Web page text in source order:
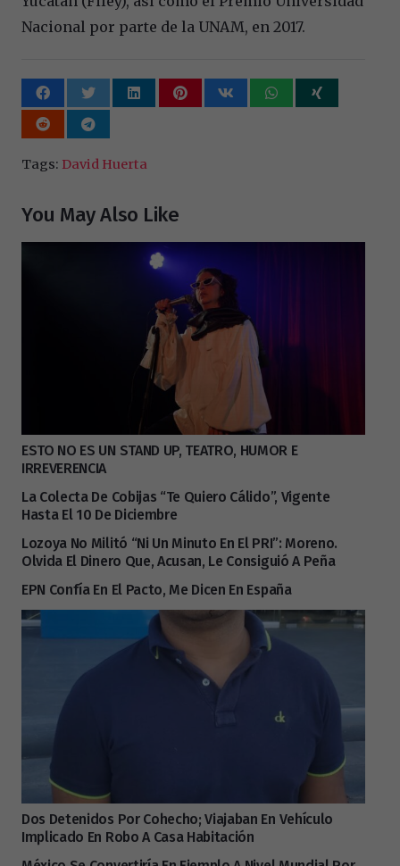
Nacional por parte de la UNAM, en 2017.
Tags: David Huerta
You May Also Like
ESTO NO ES UN STAND UP, TEATRO, HUMOR E
IRREVERENCIA
La Colecta De Cobijas “Te Quiero Cálido”, Vigente
Hasta El 10 De Diciembre
Lozoya No Militó “ni Un Minuto En El PRI”: Moreno.
Olvida El Dinero Que, Acusan, Le Consiguió A Peña
EPN Confía En El Pacto, Me Dicen En España
Dos Detenidos Por Cohecho; Viajaban En Vehículo
Implicado En Robo A Casa Habitación